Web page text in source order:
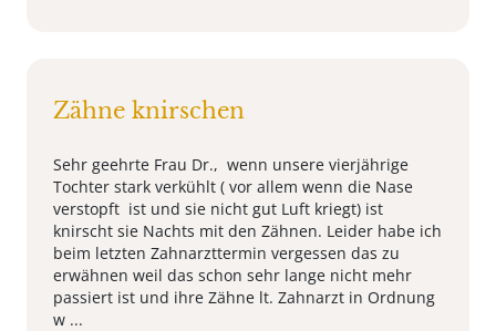
Zähne knirschen
Sehr geehrte Frau Dr., wenn unsere vierjährige
Tochter stark verkühlt ( vor allem wenn die Nase
verstopft ist und sie nicht gut Luft kriegt) ist
knirscht sie Nachts mit den Zähnen. Leider habe ich
beim letzten Zahnarzttermin vergessen das zu
erwähnen weil das schon sehr lange nicht mehr
passiert ist und ihre Zähne lt. Zahnarzt in Ordnung
w ...